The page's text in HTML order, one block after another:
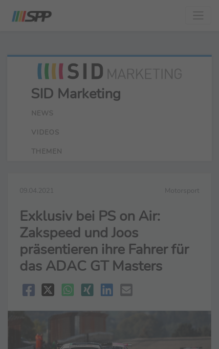
SID Marketing
NEWS
VIDEOS
THEMEN
09.04.2021 Motorsport
Exklusiv bei PS on Air:
Zakspeed und Joos
präsentieren ihre Fahrer für
das ADAC GT Masters